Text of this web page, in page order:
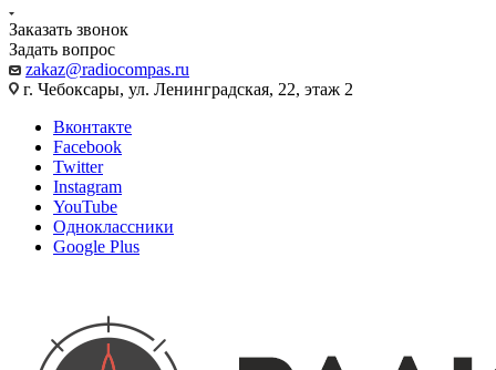
Заказать звонок
Задать вопрос
zakaz@radiocompas.ru
г. Чебоксары, ул. Ленинградская, 22, этаж 2
Вконтакте
Facebook
Twitter
Instagram
YouTube
Одноклассники
Google Plus